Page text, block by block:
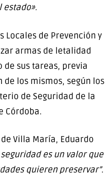
estado».
Locales de Prevención y
armas de letalidad
sus tareas, previa
los mismos, según los
de Seguridad de la
Córdoba.
Villa María, Eduardo
seguridad es un valor que
quieren preservar”.